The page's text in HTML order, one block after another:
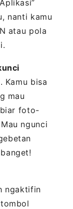
nanti kamu
atau pola
Kamu bisa
mau
foto-
ngunci
ngaktifin